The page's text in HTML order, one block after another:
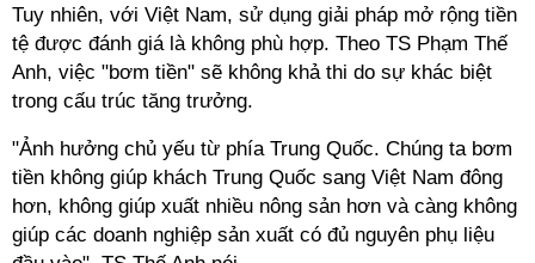
Tuy nhiên, với Việt Nam, sử dụng giải pháp mở rộng tiền
tệ được đánh giá là không phù hợp. Theo TS Phạm Thế
Anh, việc "bơm tiền" sẽ không khả thi do sự khác biệt
trong cấu trúc tăng trưởng.
"Ảnh hưởng chủ yếu từ phía Trung Quốc. Chúng ta bơm
tiền không giúp khách Trung Quốc sang Việt Nam đông
hơn, không giúp xuất nhiều nông sản hơn và càng không
giúp các doanh nghiệp sản xuất có đủ nguyên phụ liệu